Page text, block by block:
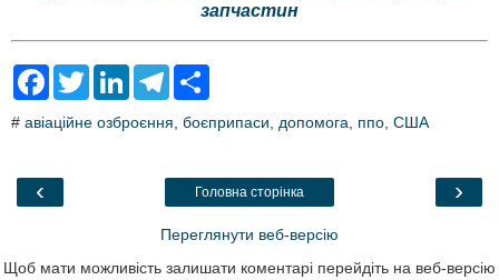
запчастин
F
e
o
T
t
L
k
T
e
a
r
# авіаційне озброєння боєприпаси допомога ппо США
‹ ›
Головна сторінка
Переглянути веб-версію
Щоб мати можливість залишати коментарі перейдіть на веб-версію